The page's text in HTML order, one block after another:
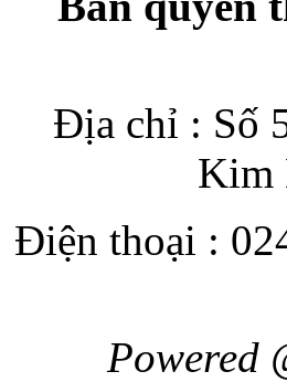
Địa chỉ : Số
Kim
Điện thoại :
Powered